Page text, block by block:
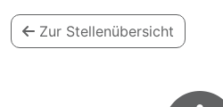
Zur Stellenübersicht